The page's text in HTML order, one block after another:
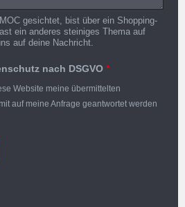
gesichtet, bist über ein Shopping-
ein anderes steiniges Thema auf
auf deine Nachricht.
nach DSGVO *
Website meine übermittelten
auf meine Anfrage geantwortet werden